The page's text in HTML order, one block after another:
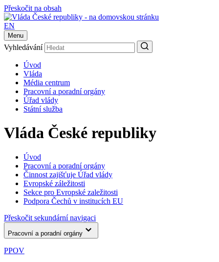
Přeskočit na obsah
EN
Menu
Vyhledávání
Úvod
Vláda
Média centrum
Pracovní a poradní orgány
Úřad vlády
Státní služba
Vláda České republiky
Úvod
Pracovní a poradní orgány
Činnost zajišťuje Úřad vlády
Evropské záležitosti
Sekce pro Evropské zaležitosti
Podpora Čechů v institucích EU
Přeskočit sekundární navigaci
Pracovní a poradní orgány
PPOV